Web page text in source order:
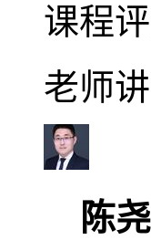
课程
老师
陈尧